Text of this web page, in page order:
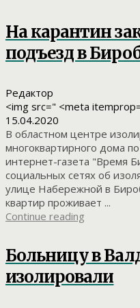
На карантин
подъезд в
Редактор
<img src=" <meta
15.04.2020
В областном центре
многоквартирного дома
интернет-газета "Время
социальных сетях об
улице Набережной в
квартир проживает ...
Continue reading
Больницу в
изолировали